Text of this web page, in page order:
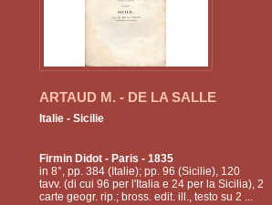
ARTAUD M. - DE LA SALLE
Italie - Sicilie
Firmin Didot- Paris - 1835
in 8°, pp. 384 (Italie); pp. 96 (Sicilie), 120
tavv. (di cui 96 per l'Italia e 24 per la Sicilia), 2
carte geogr. rip.; bross. edit. ill., testo su 2 ...